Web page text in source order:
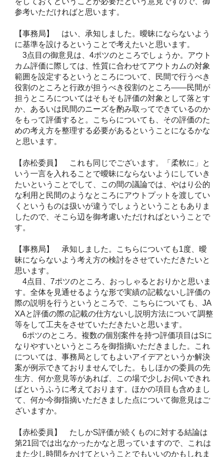
参考いただければと思います。
【事務局】 はい、承知しました。曖昧にならないよう
に基準を設けるということで考えたいと思います。
3点目の御意見は、4ポツのところでしょうか。アウト
カム評価に際しては、性質に合わせてアウトカムの対象
範囲を設定するというところについて、民間で行うべき
役割のところと行政が担うべき役割のところ――民間が
担うところについてはそもそも評価の対象として落とす
か、あるいは民間のニーズを酌み取ってできているのか
をもって評価すると。こちらについても、その評価のた
めの考え方を整理する必要があるということになるかな
と思います。
【赤松委員】 これも同じでございます。「柔軟に」と
いう一言を入れることで曖昧にならないようにしていき
たいということでして、この間の議論では、やはり公的
な利用と民間のようなところにアウトプットを渡してい
くというものは扱いが違うでしょうということもありま
したので、そこら辺を御考慮いただければということで
す。
【事務局】 承知しました。こちらについても1度、曖
昧にならないよう考え方の検討をさせていただきたいと
思います。
4点目、7ポツのところ、おっしゃるとおりかと思いま
す。全体を見通せるような形で実績の記載ないし評価の
際の説明を行うというところで、こちらについても、JA
XAと評価の際の記載の仕方ないし説明方法について調整
等をして工夫をさせていただきたいと思います。
6ポツのところ。複数の個別案件を持つ評価項目はSに
なりやすいというところを御指摘いただきました。これ
については、事務局としてもよいアイデアというか解決
案が例示できておりませんでした。もしほかの委員の先
生方、何か意見等があれば、この場で少しお伺いできれ
ばというふうに考えております。ほかの項目も含めまし
て、何か今御指摘いただきました点について御意見はご
ざいますか。
【赤松委員】 たしかS評価が続くものに対する結論は
第21回では出なかったかなと思っていますので、これは
また少し時間をかけてということでもいいのかもしれま